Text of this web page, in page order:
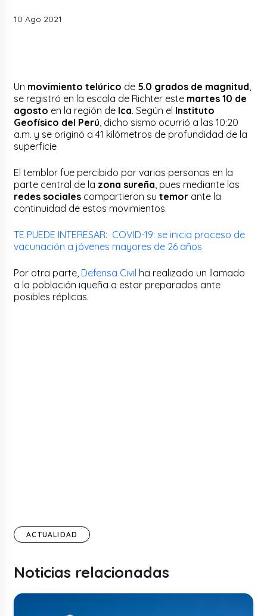
10 Ago 2021
Un movimiento telúrico de 5.0 grados de magnitud
se registró en la escala de Richter este martes 10 de
agosto en la región de Ica. Según el Instituto
Geofísico del Perú , dicho sismo ocurrió a las 10:20
a.m. y se originó a 41 kilómetros de profundidad de la
superficie
El temblor fue percibido por varias personas en la
parte central de la zona sureña , pues mediante las
redes sociales compartieron su temor ante la
continuidad de estos movimientos.
TE PUEDE INTERESAR: COVID-19: se inicia proceso de
vacunación a jóvenes mayores de 26 años
Por otra parte, Defensa Civil ha realizado un llamado
a la población iqueña a estar preparados ante
posibles réplicas.
ACTUALIDAD
Noticias relacionadas